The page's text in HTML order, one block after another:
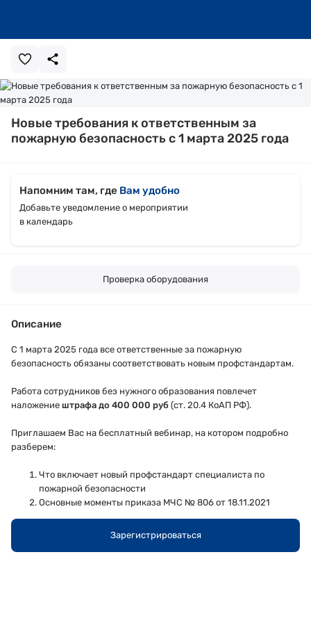
Новые требования к ответственным за
пожарную безопасность с 1 марта 2025 года
Напомним там, где Вам удобно
Добавьте уведомление о мероприятии
в календарь
Проверка оборудования
Описание
С 1 марта 2025 года все ответственные за пожарную
безопасность обязаны соответствовать новым профстандартам.
Работа сотрудников без нужного образования повлечет
наложение штрафа до 400 000 руб (ст. 20.4 КоАП РФ).
Приглашаем Вас на бесплатный вебинар, на котором подробно
разберем:
Что включает новый профстандарт специалиста по
пожарной безопасности
Основные моменты приказа МЧС № 806 от 18.11.2021
Как избежать штрафов за нарушение требований
пожарной безопасностиЗарегистрироваться